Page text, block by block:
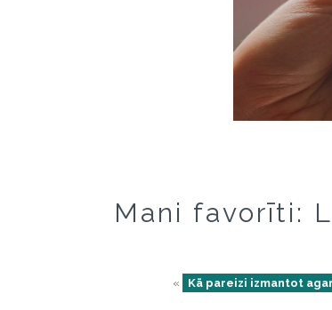
Mani favorīti:
« Kā pareizi izmantot